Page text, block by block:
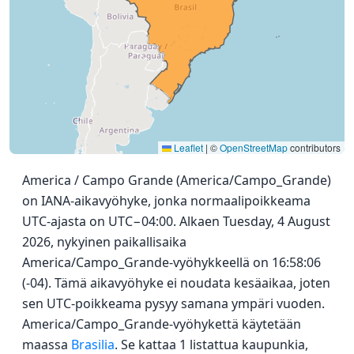
Leaflet | ©OpenStreetMapcontributors
America / Campo Grande (America/Campo_Grande)
on IANA-aikavyöhyke, jonka normaalipoikkeama
UTC-ajasta on UTC−04:00. Alkaen Tuesday, 4 August
2026, nykyinen paikallisaika
America/Campo_Grande-vyöhykkeellä on 16:58:06
(-04). Tämä aikavyöhyke ei noudata kesäaikaa, joten
sen UTC-poikkeama pysyy samana ympäri vuoden.
America/Campo_Grande-vyöhykettä käytetään
maassa Brasilia. Se kattaa 1 listattua kaupunkia,